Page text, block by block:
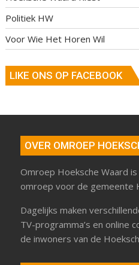
Politiek HW
Voor Wie Het Horen Wil
LIKE ONS OP FACEBOOK
OVER OMROEP
Omroep Hoeksche Waard
omroep voor de gemeente
Dagelijks maken
TV-programma’s en online
de inwoners van de